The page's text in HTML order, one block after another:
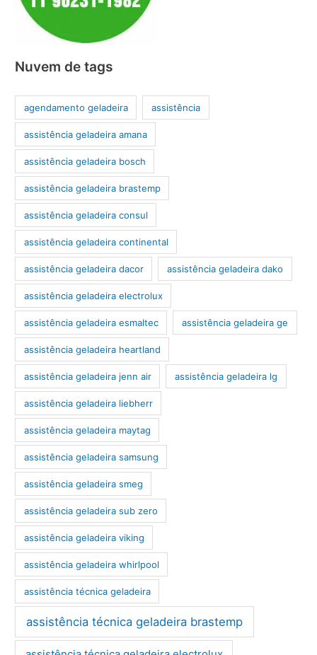
Nuvem de tags
agendamento geladeira assistência
assistência geladeira amana
assistência geladeira bosch
assistência geladeira brastemp
assistência geladeira consul
assistência geladeira continental
assistência geladeira dacor assistência geladeira dako
assistência geladeira electrolux
assistência geladeira esmaltec assistência geladeira ge
assistência geladeira heartland
assistência geladeira jenn air assistência geladeira lg
assistência geladeira liebherr
assistência geladeira maytag
assistência geladeira samsung
assistência geladeira smeg
assistência geladeira sub zero
assistência geladeira viking
assistência geladeira whirlpool
assistência técnica geladeira
assistência técnica geladeira brastemp